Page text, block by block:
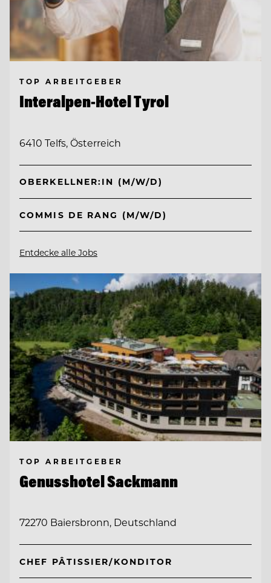
TOP ARBEITGEBER
Interalpen-Hotel Tyrol
6410 Telfs, Österreich
OBERKELLNER:IN (M/W/D)
COMMIS DE RANG (M/W/D)
Entdecke alle Jobs
TOP ARBEITGEBER
Genusshotel Sackmann
72270 Baiersbronn, Deutschland
CHEF PÂTISSIER/KONDITOR